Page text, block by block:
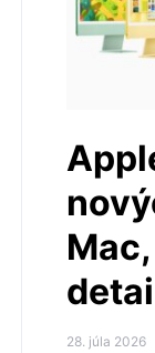
28. júla 2026